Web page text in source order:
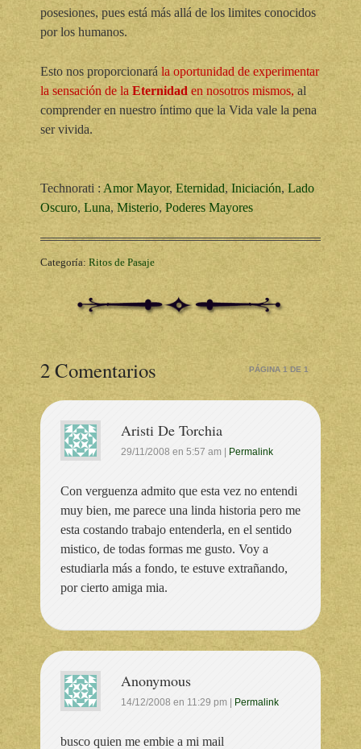
posesiones, pues está más allá de los limites conocidos
por los humanos.
Esto nos proporcionará la oportunidad de experimentar
la sensación de la Eternidad en nosotros mismos, al
comprender en nuestro íntimo que la Vida vale la pena
ser vivida.
Technorati : Amor Mayor, Eternidad, Iniciación, Lado
Oscuro, Luna, Misterio, Poderes Mayores
Categoría: Ritos de Pasaje
2 Comentarios PÁGINA 1 DE 1
Aristi De Torchia
29/11/2008 en 5:57 am | Permalink
Con verguenza admito que esta vez no entendi
muy bien, me parece una linda historia pero me
esta costando trabajo entenderla, en el sentido
mistico, de todas formas me gusto. Voy a
estudiarla más a fondo, te estuve extrañando,
por cierto amiga mia.
Anonymous
14/12/2008 en 11:29 pm | Permalink
busco quien me embie a mi mail